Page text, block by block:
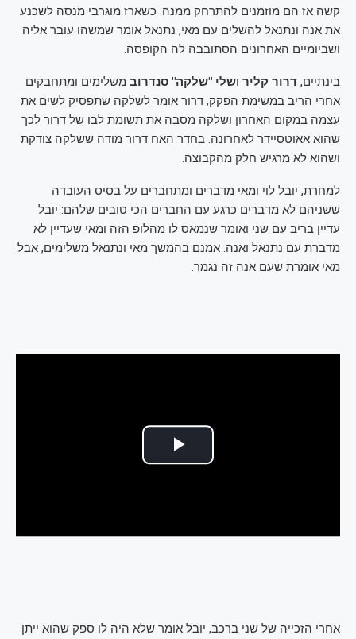
קשה אז הם מוזמנים להתרחק ממנה. כשארז מוגרבי מנסה לשכנע
את אנה ונתנאל להשלים עם מאי, נתנאל אומר שמשהו עובר אליה
ושביומיים האחרונים הסתובבה לה הקופסה.
בינתיים, דרור קליר ושלי "שלקה" סנדרוב משלימים ומתחבקים
אחרי הריב במשימת הפקק; דרור אומר לשלקה שתפסיק לשים את
עצמה במקום האחרון ושלקה מסבה את תשומת לבו של דרור לכך
שהוא אאוטסיידר לאחרונה. בחדר האח דרור מודה ששלקה צודקת
ושהוא לא מרגיש חלק מהקבוצה.
למחרת, יובל לוי ומאי מדברים ומתחברים על בסיס העובדה
ששניהם לא מדברים כרגע עם החברים הכי טובים שלהם: יובל
עדיין בריב עם שני ואומר שנמאס לו מהלופ הזה ומאי שעדיין לא
מדברת עם נתנאל ואנה. אמנם בהמשך מאי ונתנאל משלימים, אבל
מאי אומרת שעם אנה זה נגמר.
אחרי הזכייה של שני ברכב, יובל אומר שלא היה לו ספק שהוא ייתן